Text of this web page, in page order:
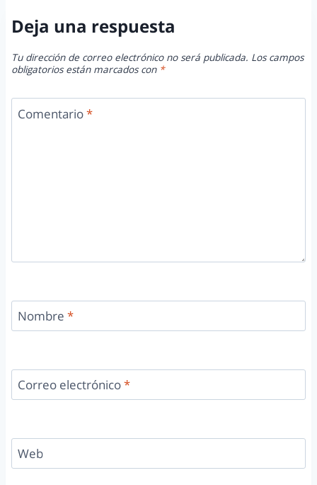
Deja una respuesta
Tu dirección de correo electrónico no será publicada. Los campos
obligatorios están marcados con *
Comentario*
Nombre *
Correo electrónico*
Web